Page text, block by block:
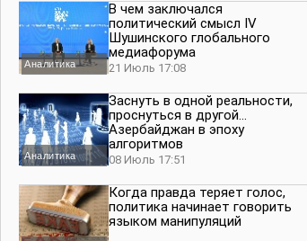
Аналитика
В чем заключался
политический смысл IV
Шушинского глобального
медиафорума
21 Июль 17:08
Аналитика
Заснуть в одной реальности,
проснуться в другой…
Азербайджан в эпоху
алгоритмов
08 Июль 17:51
Когда правда теряет голос,
политика начинает говорить
языком манипуляций